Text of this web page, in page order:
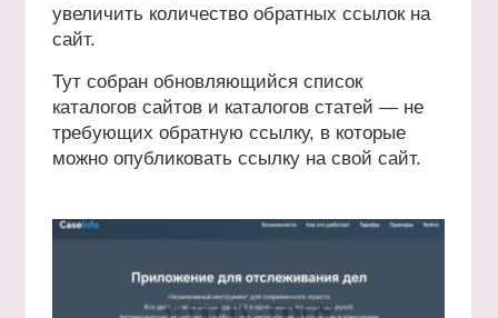
увеличить количество обратных ссылок на
сайт.
Тут собран обновляющийся список
каталогов сайтов и каталогов статей — не
требующих обратную ссылку, в которые
можно опубликовать ссылку на свой сайт.